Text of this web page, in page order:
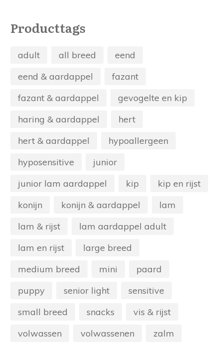
Producttags
adult all breed
eend
eend & aardappel
fazant
fazant & aardappel
gevogelte en kip
haring & aardappel
hert
hert & aardappel
hypoallergeen
hyposensitive
junior
junior lam aardappel
kip
kip en rijst
konijn
konijn & aardappel
lam
lam & rijst
lam aardappel adult
lam en rijst
large breed
medium breed
mini
paard
puppy
senior light
sensitive
small breed
snacks
vis & rijst
volwassen
volwassenen
zalm